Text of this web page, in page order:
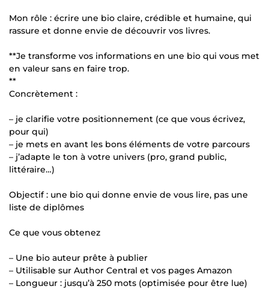
Mon rôle : écrire une bio claire, crédible et humaine, qui
rassure et donne envie de découvrir vos livres.
**Je transforme vos informations en une bio qui vous met
en valeur sans en faire trop.
**
Concrètement :
– je clarifie votre positionnement (ce que vous écrivez,
pour qui)
– je mets en avant les bons éléments de votre parcours
– j’adapte le ton à votre univers (pro, grand public,
littéraire…)
Objectif : une bio qui donne envie de vous lire, pas une
liste de diplômes
Ce que vous obtenez
– Une bio auteur prête à publier
– Utilisable sur Author Central et vos pages Amazon
– Longueur : jusqu’à 250 mots (optimisée pour être lue)